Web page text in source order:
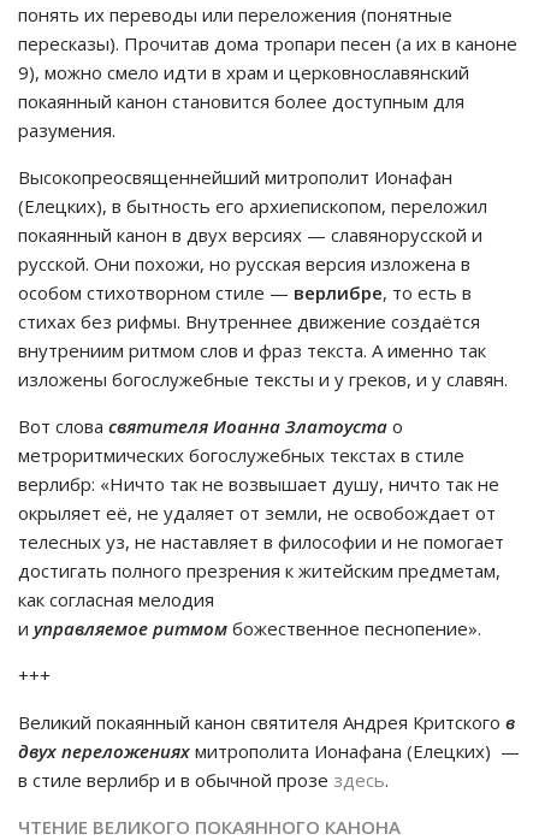
понять их переводы или переложения (понятные
пересказы). Прочитав дома тропари песен (а их в каноне
9), можно смело идти в храм и церковнославянский
покаянный канон становится более доступным для
разумения.
Высокопреосвященнейший митрополит Ионафан
(Елецких), в бытность его архиепископом, переложил
покаянный канон в двух версиях — славянорусской и
русской. Они похожи, но русская версия изложена в
особом стихотворном стиле — верлибре, то есть в
стихах без рифмы. Внутреннее движение создаётся
внутрениим ритмом слов и фраз текста. А именно так
изложены богослужебные тексты и у греков, и у славян.
Вот слова святителя Иоанна Златоуста о
метроритмических богослужебных текстах в стиле
верлибр: «Ничто так не возвышает душу, ничто так не
окрыляет её, не удаляет от земли, не освобождает от
телесных уз, не наставляет в философии и не помогает
достигать полного презрения к житейским предметам,
как согласная мелодия
и управляемое ритмом божественное песнопение».
+++
Великий покаянный канон святителя Андрея Критского в
двух переложениях митрополита Ионафана (Елецких) —
в стиле верлибр и в обычной прозе здесь.
ЧТЕНИЕ ВЕЛИКОГО ПОКАЯННОГО КАНОНА